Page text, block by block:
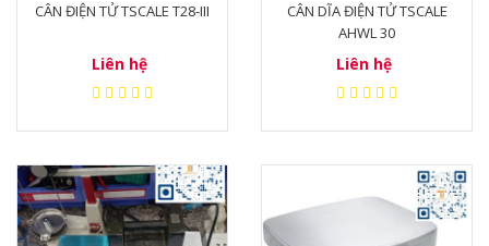
CÂN ĐIỆN TỬ TSCALE T28-III
Liên hệ
CÂN DĨA ĐIỆN TỬ TSCALE
AHWL 30
Liên hệ